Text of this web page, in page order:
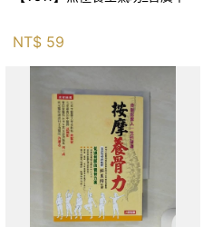
NT$ 59